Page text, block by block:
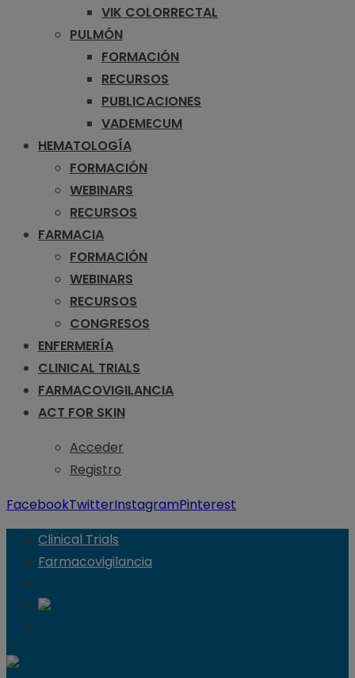
VIK COLORRECTAL
PULMÓN
FORMACIÓN
RECURSOS
PUBLICACIONES
VADEMECUM
HEMATOLOGÍA
FORMACIÓN
WEBINARS
RECURSOS
FARMACIA
FORMACIÓN
WEBINARS
RECURSOS
CONGRESOS
ENFERMERÍA
CLINICAL TRIALS
FARMACOVIGILANCIA
ACT FOR SKIN
Acceder
Registro
FacebookTwitterInstagramPinterest
Clinical Trials
Farmacovigilancia